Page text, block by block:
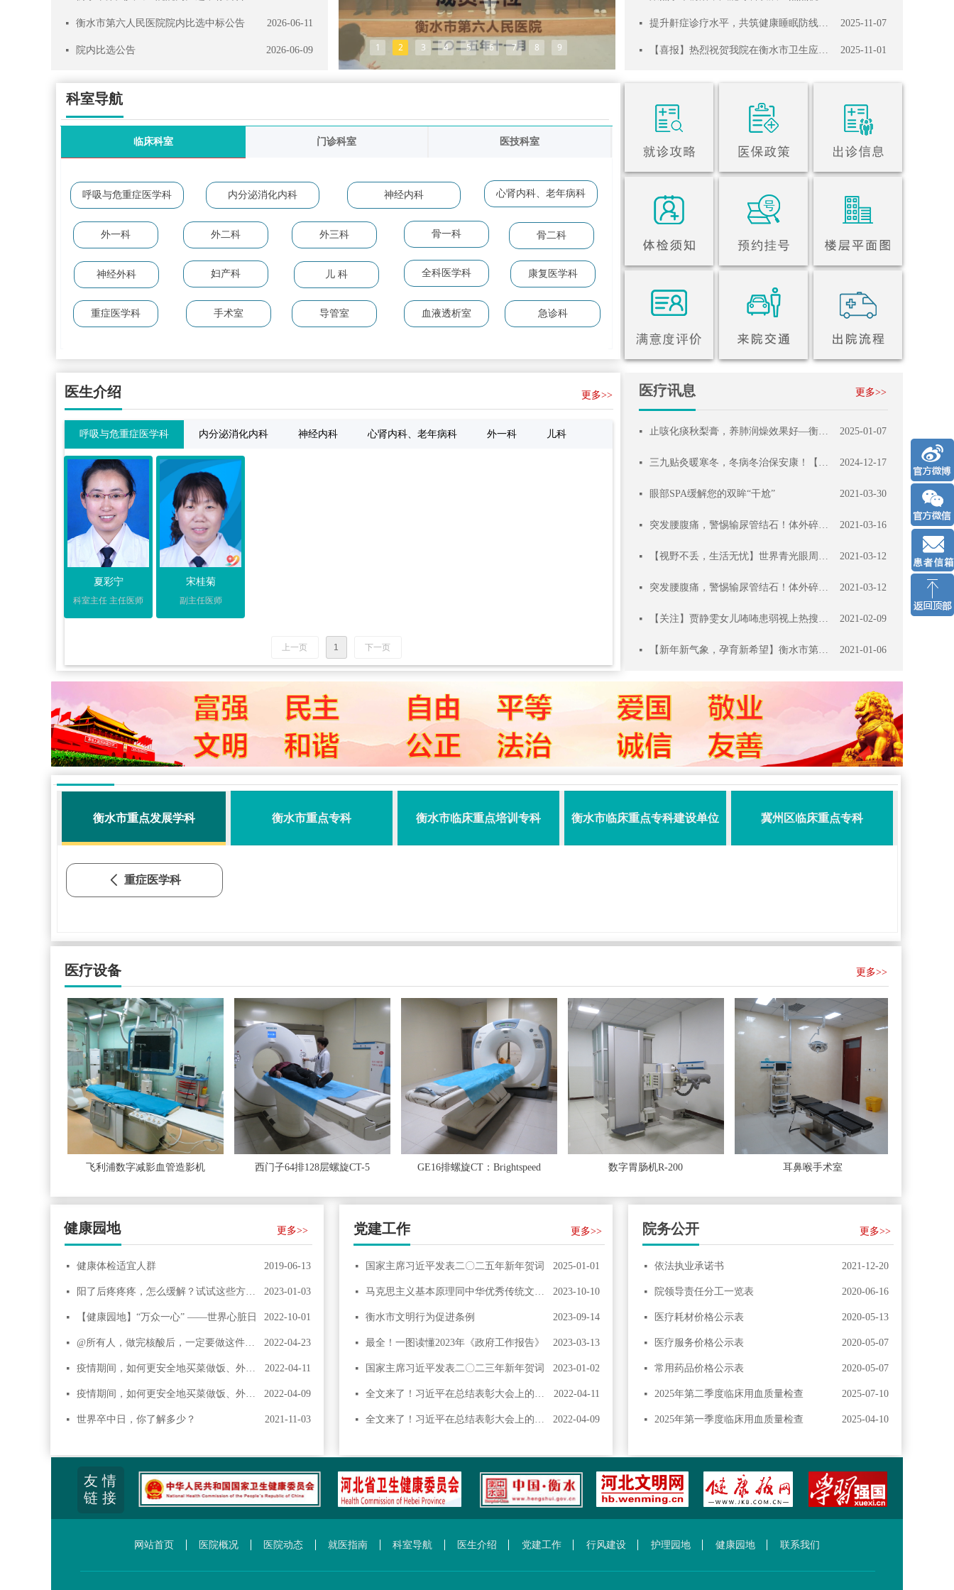
2026-06-11
넷 衡水市第六人民医院院内比选中标公告
2026-06-09
넷 院内比选公告
临床科室 门诊科室 医技科室
儿 科
神经内科 心肾内科、老年病科
妇产科
外二科
呼吸与危重症医学科
骨一科
手术室
重症医学科 血液透析室
导管室
外一科
内分泌消化内科
全科医学科
外三科 骨二科
神经外科 康复医学科
急诊科
科室导航
飞利浦数字减影血管造影机 西门子64排128层螺旋CT-5 GE16排螺旋CT：Brightspeed 数字胃肠机R-200 耳鼻喉手术室
医疗设备 更多>>
党建工作 更多>>
2025-01-01
넷 国家主席习近平发表二〇二五年新年贺词
2023-10-10
넷 马克思主义基本原理同中华优秀传统文化相结合
2023-09-14
넷 衡水市文明行为促进条例
2023-03-13
넷 最全！一图读懂2023年《政府工作报告》
2023-01-02
넷 国家主席习近平发表二〇二三年新年贺词
2022-04-11
넷 全文来了！习近平在总结表彰大会上的重要讲话（现场实录）
2022-04-09
넷 全文来了！习近平在总结表彰大会上的重要讲话（现场实录）
院务公开 更多>>
2021-12-20
넷 依法执业承诺书
2020-06-16
넷 院领导责任分工一览表
2020-05-13
넷 医疗耗材价格公示表
2020-05-07
넷 医疗服务价格公示表
2020-05-07
넷 常用药品价格公示表
2025-07-10
넷 2025年第二季度临床用血质量检查
2025-04-10
넷 2025年第一季度临床用血质量检查
健康园地
2019-06-13
넷 健康体检适宜人群
2023-01-03
넷 阳了后疼疼疼，怎么缓解？试试这些方法→
2022-10-01
넷 【健康园地】“万众一心” ——世界心脏日
2022-04-23
넷 @所有人，做完核酸后，一定要做这件事！
2022-04-11
넷 疫情期间，如何更安全地买菜做饭、外出就餐？现在知道还不晚！
2022-04-09
넷 疫情期间，如何更安全地买菜做饭、外出就餐？现在知道还不晚！
2021-11-03
넷 世界卒中日，你了解多少？
更多>>
2025-11-07
넷 提升鼾症诊疗水平，共筑健康睡眠防线——河北省鼾症同质化诊疗“百千万”行动在我院成功举办
2025-11-01
넷 【喜报】热烈祝贺我院在衡水市卫生应急综合演练考核中表现优异，并助力冀州区取得佳绩！
医生介绍
呼吸与危重症医学科 内分泌消化内科 神经内科 心肾内科、老年病科 外一科 儿科
夏彩宁
科室主任 主任医师
宋桂菊
副主任医师
上一页 1 下一页
更多>> 医疗讯息
2025-01-07
넷 止咳化痰秋梨膏，养肺润燥效果好—衡水市第六人民医院秋梨膏和秋梨膏棒棒糖已上线！
2024-12-17
넷 三九贴灸暖寒冬，冬病冬治保安康！【三九贴】【三九灸】安排
2021-03-30
넷 眼部SPA缓解您的双眸“干尬”
2021-03-16
넷 突发腰腹痛，警惕输尿管结石！体外碎石技术为你轻松击碎结石！
2021-03-12
넷 【视野不丢，生活无忧】世界青光眼周，你需要了解的关键内容
2021-03-12
넷 突发腰腹痛，警惕输尿管结石！体外碎石技术为你轻松击碎结石！
2021-02-09
넷 【关注】贾静雯女儿咘咘患弱视上热搜，关于弱视，您了解多少呢？
2021-01-06
넷 【新年新气象，孕育新希望】衡水市第六人民医院孕妇学校开讲啦！
更多>>
1 2 3 4 5 6 7 8 9
衡水市重点发展学科 衡水市重点专科 衡水市临床重点培训专科 衡水市临床重点专科建设单位 冀州区临床重点专科
ꄴ 重症医学科
友 情
链 接
网站首页 医院概况 医院动态 就医指南 科室导航 医生介绍 党建工作 行风建设 护理园地 健康园地 联系我们